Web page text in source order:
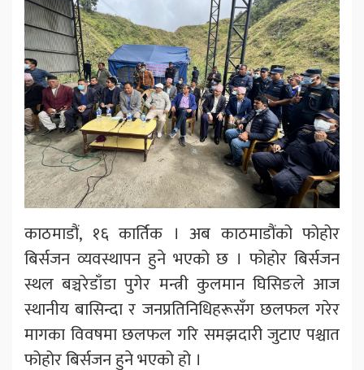
काठमाडौं, १६ कार्तिक । अब काठमाडौंको फोहोर
बिर्सजन व्यवस्थापन हुने भएको छ । फोहोर बिर्सजन
स्थल बञ्चरेडाँडा पुगेर मन्त्री कुलमान घिसिङले आज
स्थानीय बासिन्दा र जनप्रतिनिधिहरूसँग छलफल गरेर
मागका विवषमा छलफल गरि समझदारी जुटाए पश्चात
फोहोर बिर्सजन हुने भएको हो ।